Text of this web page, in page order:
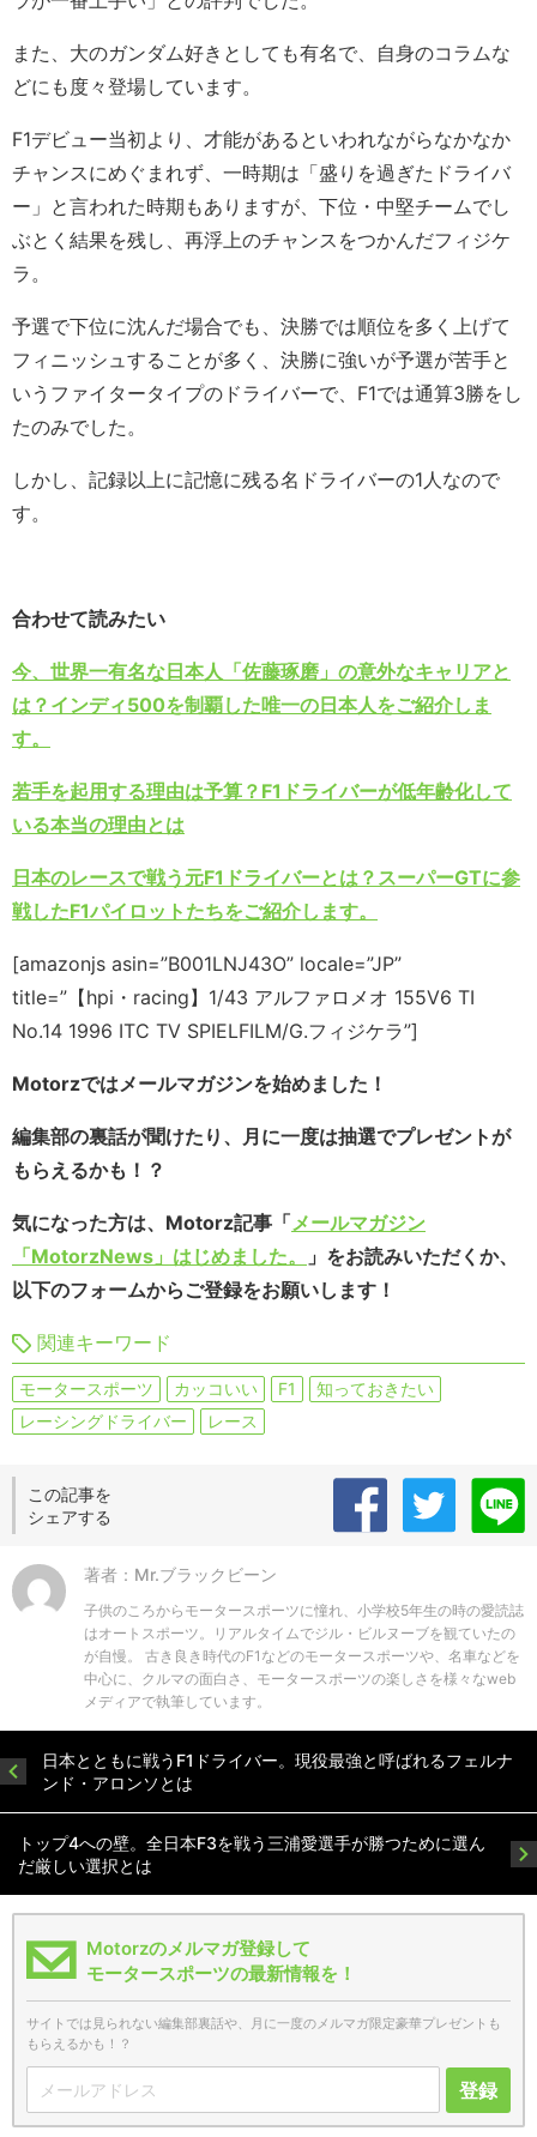
また、大のガンダム好きとしても有名で、自身のコラムな
どにも度々登場しています。
F1デビュー当初より、才能があるといわれながらなかなか
チャンスにめぐまれず、一時期は「盛りを過ぎたドライバ
ー」と言われた時期もありますが、下位・中堅チームでし
ぶとく結果を残し、再浮上のチャンスをつかんだフィジケ
ラ。
予選で下位に沈んだ場合でも、決勝では順位を多く上げて
フィニッシュすることが多く、決勝に強いが予選が苦手と
いうファイタータイプのドライバーで、F1では通算3勝をし
たのみでした。
しかし、記録以上に記憶に残る名ドライバーの1人なので
す。
合わせて読みたい
今、世界一有名な日本人「佐藤琢磨」の意外なキャリアと
は？インディ500を制覇した唯一の日本人をご紹介しま
す。
若手を起用する理由は予算？F1ドライバーが低年齢化して
いる本当の理由とは
日本のレースで戦う元F1ドライバーとは？スーパーGTに参
戦したF1パイロットたちをご紹介します。
[amazonjs asin=”B001LNJ43O” locale=”JP”
title=”【hpi・racing】1/43 アルファロメオ 155V6 TI
No.14 1996 ITC TV SPIELFILM/G.フィジケラ”]
Motorzではメールマガジンを始めました！
編集部の裏話が聞けたり、月に一度は抽選でプレゼントが
もらえるかも！？
気になった方は、Motorz記事「メールマガジン
「MotorzNews」はじめました。
」をお読みいただくか、
以下のフォームからご登録をお願いします！
関連キーワード
モータースポーツ カッコいい F1
知っておきたい
レーシングドライバー
レース
この記事を
シェアする
著者：Mr.ブラックビーン
子供のころからモータースポーツに憧れ、小学校5年生の時の愛読誌
はオートスポーツ。リアルタイムでジル・ビルヌーブを観ていたの
が自慢。 古き良き時代のF1などのモータースポーツや、名車などを
中心に、クルマの面白さ、モータースポーツの楽しさを様々なweb
メディアで執筆しています。
日本とともに戦うF1ドライバー。現役最強と呼ばれるフェルナ
ンド・アロンソとは
トップ4への壁。全日本F3を戦う三浦愛選手が勝つために選ん
だ厳しい選択とは
Motorzのメルマガ登録して
モータースポーツの最新情報を！
サイトでは見られない編集部裏話や、月に一度のメルマガ限定豪華プレゼントも
もらえるかも！？
登録